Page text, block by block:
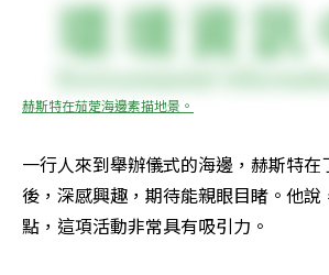
赫斯特在茄萣海邊素描地景。
一行人來到舉辦儀式的海邊，赫斯特在
後，深感興趣，期待能親眼目睹。他說
點，這項活動非常具有吸引力。